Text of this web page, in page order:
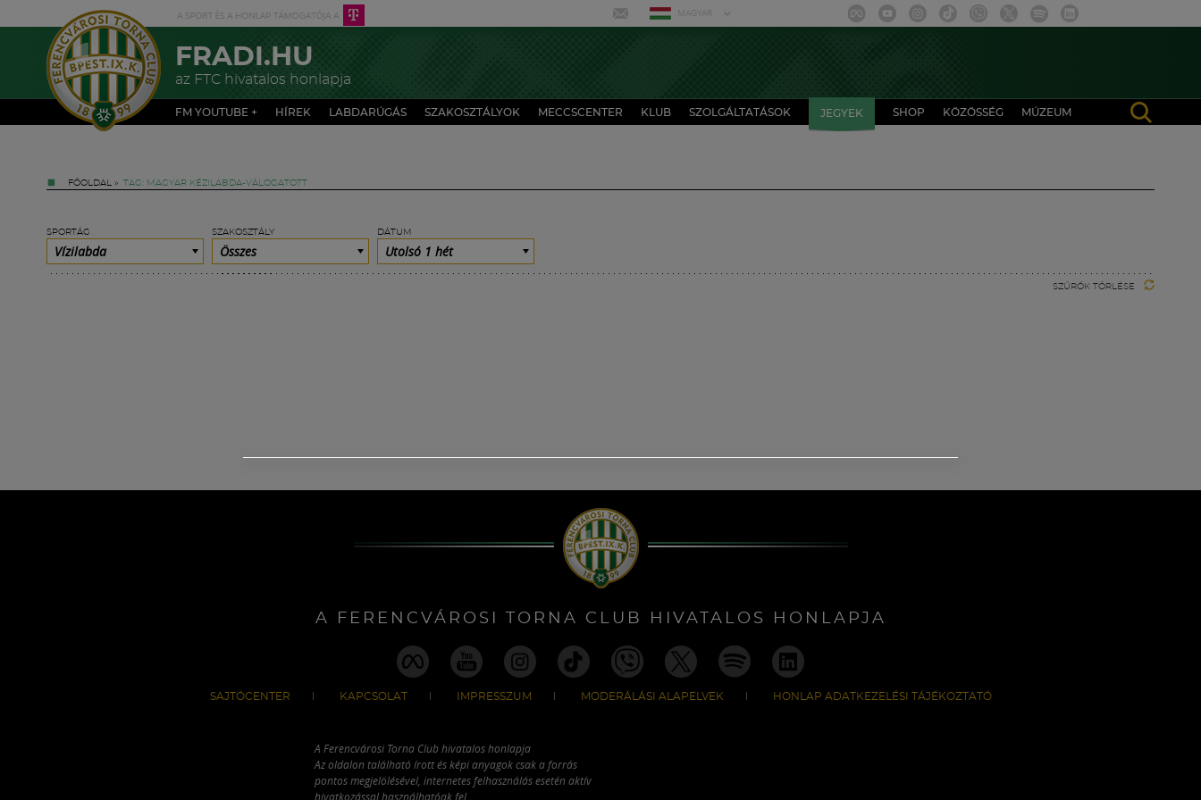
MAGYAR
FRADI.HU
az FTC hivatalos honlapja
FM YOUTUBE + HÍREK LABDARÚGÁS SZAKOSZTÁLYOK MECCSCENTER KLUB SZOLGÁLTATÁSOK JEGYEK SHOP KÖZÖSSÉG MÚZEUM
FŐOLDAL » TAG: MAGYAR KÉZILABDA-VÁLOGATOTT
SPORTÁG
Vízilabda
SZAKOSZTÁLY
Összes
DÁTUM
Utolsó 1 hét
SZŰRŐK TÖRLÉSE
A FERENCVÁROSI TORNA CLUB HIVATALOS HONLAPJA
SAJTÓCENTER KAPCSOLAT IMPRESSZUM MODERÁLÁSI ALAPELVEK HONLAP ADATKEZELÉSI TÁJÉKOZTATÓ
A Ferencvárosi Torna Club hivatalos honlapja
Az oldalon található írott és képi anyagok csak a forrás
pontos megjelölésével, internetes felhasználás esetén aktív
hivatkozással használhatóak fel.